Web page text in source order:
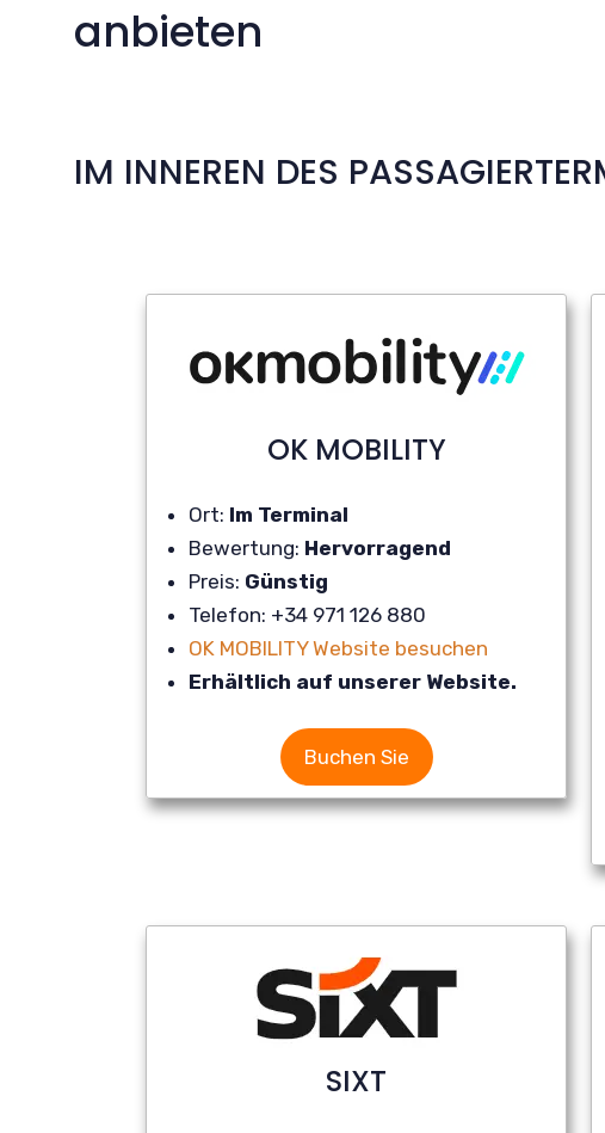
anbieten
IM INNEREN DES
OK MOBILITY
Ort: Im Terminal
Bewertung: Hervorragend
Preis: Günstig
Telefon: +34 971 126 880
OK MOBILITY Website besuchen
Erhältlich auf unserer Website.
Buchen Sie
SIXT